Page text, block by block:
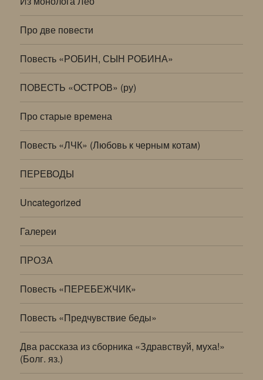
Про две повести
Повесть «РОБИН, СЫН РОБИНА»
ПОВЕСТЬ «ОСТРОВ» (ру)
Про старые времена
Повесть «ЛЧК» (Любовь к черным котам)
ПЕРЕВОДЫ
Uncategorized
Галереи
ПРОЗА
Повесть «ПЕРЕБЕЖЧИК»
Повесть «Предчувствие беды»
Два рассказа из сборника «Здравствуй, муха!»
(Болг. яз.)